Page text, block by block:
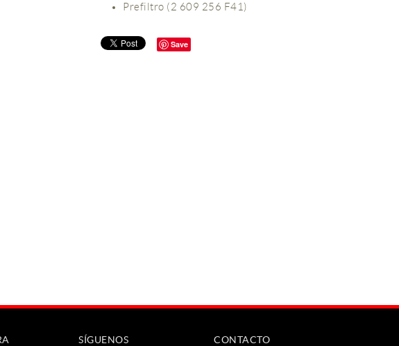
Prefiltro (2 609 256 F41)
Save
SÍGUENOS CONTACTO